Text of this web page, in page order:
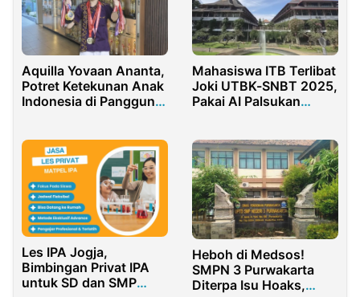
Aquilla Yovaan Ananta,
Potret Ketekunan Anak
Indonesia di Panggung
Mahasiswa ITB Terlibat
Joki UTBK-SNBT 2025,
Pakai AI Palsukan
Les IPA Jogja,
Bimbingan Privat IPA
untuk SD dan SMP
Heboh di Medsos!
SMPN 3 Purwakarta
Diterpa Isu Hoaks,